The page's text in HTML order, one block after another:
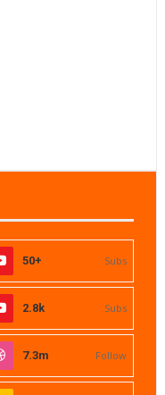
50+ Subs
2.8k Subs
7.3m Follow